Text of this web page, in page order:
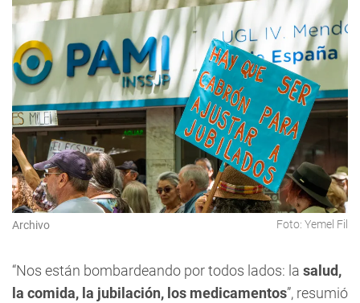
Archivo Foto: Yemel Fil
“Nos están bombardeando por todos lados: la salud,
la comida, la jubilación, los medicamentos”, resumió